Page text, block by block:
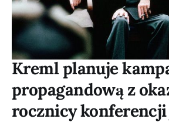
Kreml planuje
propagandową z
rocznicy konferencji